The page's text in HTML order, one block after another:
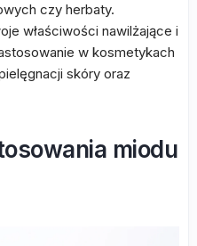
czy herbaty.
właściwości nawilżające i
w kosmetykach
skóry oraz
miodu